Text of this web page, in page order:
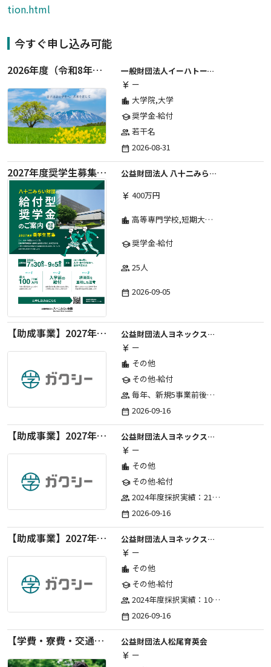
tion.html
今すぐ申し込み可能
2026年度（令和8年度）第２期 一般財団法人イーハトーブ育英会奨学生募集（給付型） 日本国内及び海外の大学・大学院に自宅外通学をする学生に生活費の一部(家賃半額相当)を給付【岩手県が本籍地の大学生または大学院生対象】
一般財団法人イーハトーブ育英会
currency_yen ー
location_city 大学院,大学
school奨学金-給付
group 若干名
date_range 2026-08-31
2027年度奨学生募集要項
公益財団法人 八十二みらい財団
currency_yen 400万円
location_city 高等専門学校,短期大学,専修学校,大学
school奨学金-給付
group 25人
date_range 2026-09-05
【助成事業】2027年度中学校部活動の地域展開推進に関する助成金
公益財団法人ヨネックススポーツ振興財団
currency_yen ー
location_city その他
schoolその他-給付
group 毎年、新規5事業前後への助成金交付を予定とし、初年度5事業、2年目合計10事業前後、3年目合計15事業前後、4年目以降は15事業前後にて実施する。 2025年度採択実績：5事業、2026年度採択実績：5事業
date_range 2026-09-16
【助成事業】2027年度（通年）国際交流普及事業に関する助成金
公益財団法人ヨネックススポーツ振興財団
currency_yen ー
location_city その他
schoolその他-給付
group 2024年度採択実績：21事業（前期11・後期10）、2025年度採択実績：30事業（前期15・後期15）、2026年度採択実績：40事業 ※2026年度より、前期・後期の区分を廃止し、年1回の申請受付となりました。
date_range 2026-09-16
【助成事業】2027年度（通年）ジュニアスポーツ振興に関する助成金
公益財団法人ヨネックススポーツ振興財団
currency_yen ー
location_city その他
schoolその他-給付
group 2024年度採択実績：107事業（前期45・後期62）、2025年度採択実績：103事業（前期48・後期55）、2026年度採択実績：97事業 ※2026年度より、前期・後期の区分を廃止し、年1回の申請受付となりました。
date_range 2026-09-16
【学費・寮費・交通費給付】2027年度第71期育英生募集
公益財団法人松尾育英会
currency_yen ー